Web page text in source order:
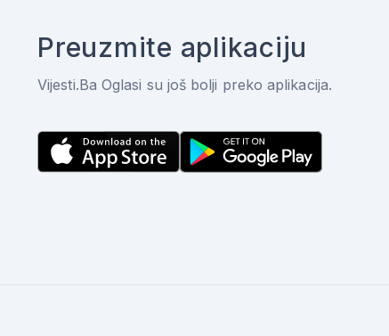
Preuzmite aplikaciju
Vijesti.Ba Oglasi su još bolji preko aplikacija.